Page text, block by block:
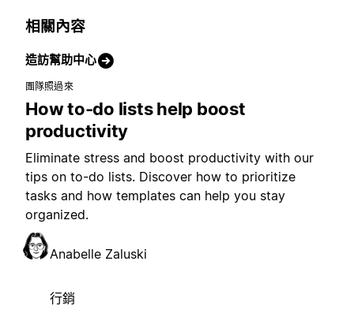
相關內容
造訪幫助中心
團隊照過來
How to-do lists help boost
productivity
Eliminate stress and boost productivity with our
tips on to-do lists. Discover how to prioritize
tasks and how templates can help you stay
organized.
Anabelle Zaluski
行銷